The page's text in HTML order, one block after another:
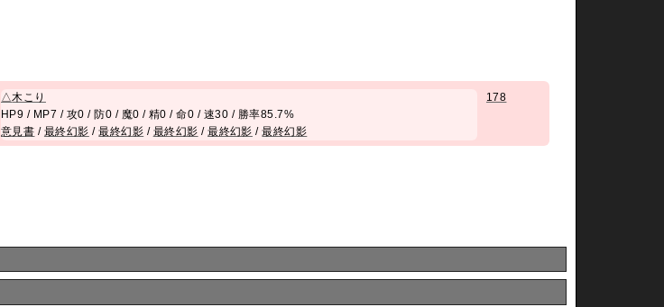
△ 木こり
HP9 / MP7 / 攻0 / 防0 / 魔0 / 精0 / 命0 / 速30 / 勝率85.7%
意見書 / 最終幻影 /最終幻影 / 最終幻影 /最終幻影 /最終幻影
178